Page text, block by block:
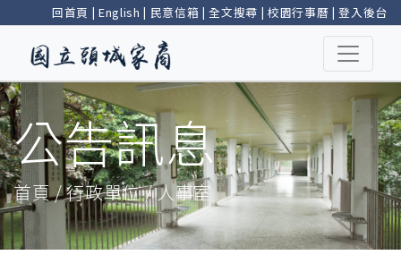
回首頁 | English | 民意信箱 |全文搜尋 | 校園行事曆 |登入後台
公告訊息
首頁 / 行政單位 / 人事室